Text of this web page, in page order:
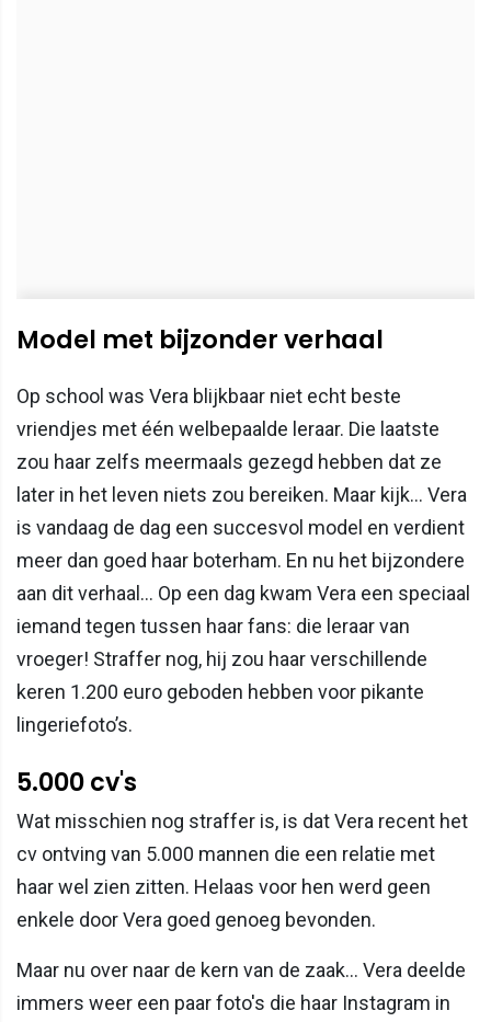
Model met bijzonder verhaal
Op school was Vera blijkbaar niet echt beste
vriendjes met één welbepaalde leraar. Die laatste
zou haar zelfs meermaals gezegd hebben dat ze
later in het leven niets zou bereiken. Maar kijk… Vera
is vandaag de dag een succesvol model en verdient
meer dan goed haar boterham. En nu het bijzondere
aan dit verhaal… Op een dag kwam Vera een speciaal
iemand tegen tussen haar fans: die leraar van
vroeger! Straffer nog, hij zou haar verschillende
keren 1.200 euro geboden hebben voor pikante
lingeriefoto’s.
5.000 cv's
Wat misschien nog straffer is, is dat Vera recent het
cv ontving van 5.000 mannen die een relatie met
haar wel zien zitten. Helaas voor hen werd geen
enkele door Vera goed genoeg bevonden.
Maar nu over naar de kern van de zaak... Vera deelde
immers weer een paar foto's die haar Instagram in